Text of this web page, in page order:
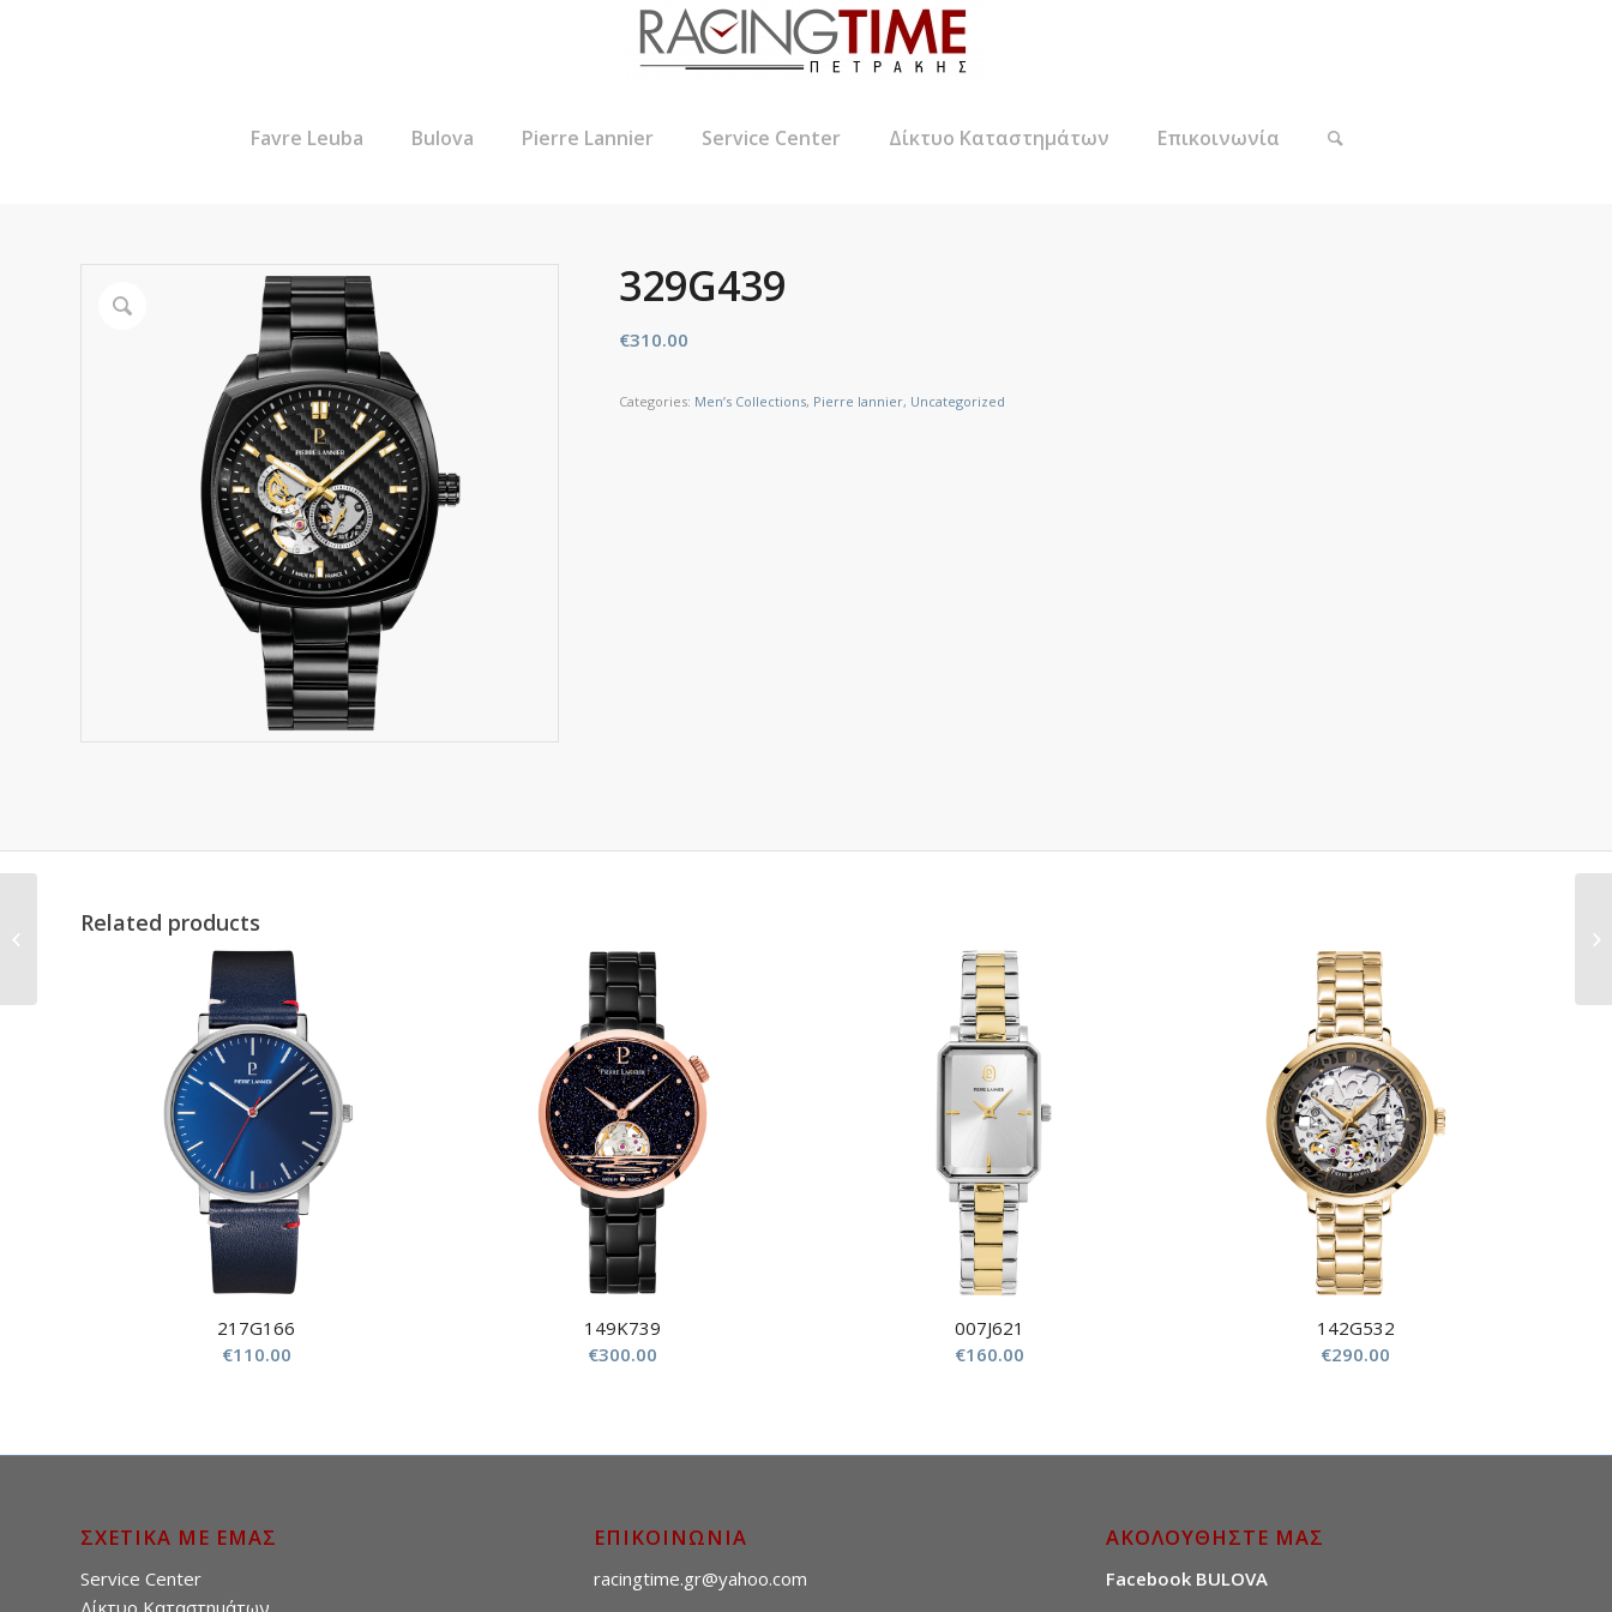
Favre Leuba Bulova Pierre Lannier Service Center Δίκτυο Καταστημάτων Επικοινωνία
329G439
€310.00
Categories: Men’s Collections, Pierre lannier, Uncategorized
Related products
217G166
€110.00
149K739
€300.00
007J621
€160.00
142G532
€290.00
ΣΧΕΤΙΚΑ ΜΕ ΕΜΑΣ
Service Center
Δίκτυο Καταστημάτων
ΕΠΙΚΟΙΝΩΝΙΑ
racingtime.gr@yahoo.com
ΑΚΟΛΟΥΘΗΣΤΕ ΜΑΣ
Facebook BULOVA
328F171